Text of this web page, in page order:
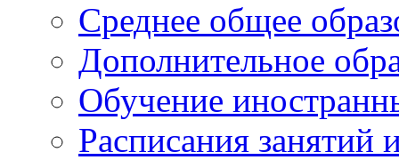
Среднее общее
Дополнительное
Обучение
Расписания занятий